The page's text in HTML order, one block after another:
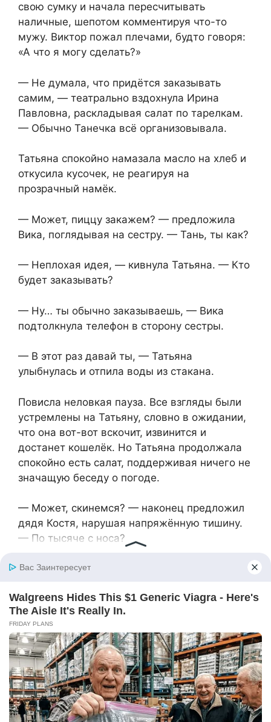
свою сумку и начала пересчитывать
наличные, шепотом комментируя что-то
мужу. Виктор пожал плечами, будто говоря:
«А что я могу сделать?»
— Не думала, что придётся заказывать
самим, — театрально вздохнула Ирина
Павловна, раскладывая салат по тарелкам.
— Обычно Танечка всё организовывала.
Татьяна спокойно намазала масло на хлеб и
откусила кусочек, не реагируя на
прозрачный намёк.
— Может, пиццу закажем? — предложила
Вика, поглядывая на сестру. — Тань, ты как?
— Неплохая идея, — кивнула Татьяна. — Кто
будет заказывать?
— Ну… ты обычно заказываешь, — Вика
подтолкнула телефон в сторону сестры.
— В этот раз давай ты, — Татьяна
улыбнулась и отпила воды из стакана.
Повисла неловкая пауза. Все взгляды были
устремлены на Татьяну, словно в ожидании,
что она вот-вот вскочит, извинится и
достанет кошелёк. Но Татьяна продолжала
спокойно есть салат, поддерживая ничего не
значащую беседу о погоде.
— Может, скинемся? — наконец предложил
дядя Костя, нарушая напряжённую тишину.
— По тысяче с носа?
— У меня с собой только пятьсот, — буркнул
— А у меня вообще денег нет, — пожала
плечами Катя, не отрываясь от телефона.
— У меня пенсия через три дня, — вздохнул
дядя Костя.
Вика молча положила на стол тысячу